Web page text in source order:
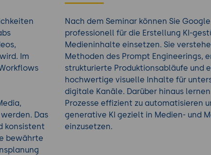
Im
Das
konsistent
bewährte
Nach dem Seminar können Sie
professionell für die Erstellung KI-
Medieninhalte einsetzen. Sie
Methoden des Prompt Engineerings,
strukturierte Produktionsabläufe und
hochwertige visuelle Inhalte für
digitale Kanäle. Darüber hinaus
Prozesse effizient zu automatisieren
generative KI gezielt in Medien- und
einzusetzen.